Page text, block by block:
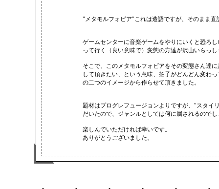
"メタモルフォビア"これは造語ですが、そのまま
ゲームセンターに音楽ゲームをやりにいくと恐ろ
って行く（良い意味で）変態の方達が沢山いらっ
そこで、このメタモルフォビアをその変態さん達
して頂きたい、という意味、拍子がどんどん変わ
の二つのイメージから作らせて頂きました。
題材はプログレフュージョンよりですが、"スタイ
だいたので、ジャンルとしては何に属されるのでし
楽しんでいただければ幸いです。
ありがとうございました。